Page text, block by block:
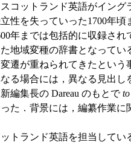
コットランド英語がイン
性を失っていった1700年
年までは包括的に収録さ
地域変種の辞書となってい
遷が重ねられてきたという
る場合には，異なる見出
編集長の Dareau のもとでto
た．背景には，編纂作業
トランド英語を担当して